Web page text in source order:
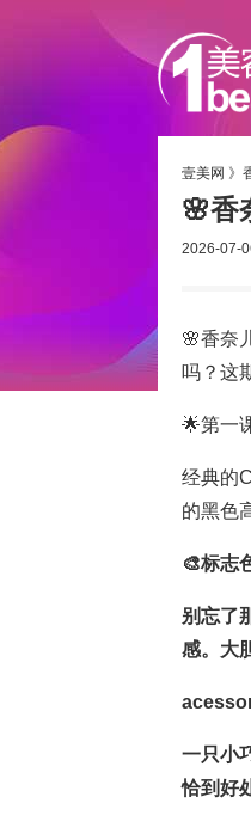
壹美网 》
🌸香
2026-07-
🌸香奈
吗？这
🌟第一
经典的
的黑色
🎨标志
别忘了
感。大
一只小
恰到好